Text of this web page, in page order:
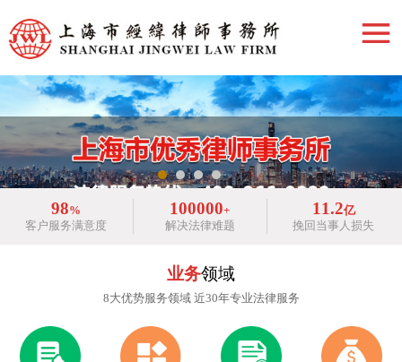
98%
客户服务满意度
100000+
解决法律难题
11.2亿
挽回当事人损失
业务领域
8大优势服务领域 近30年专业法律服务